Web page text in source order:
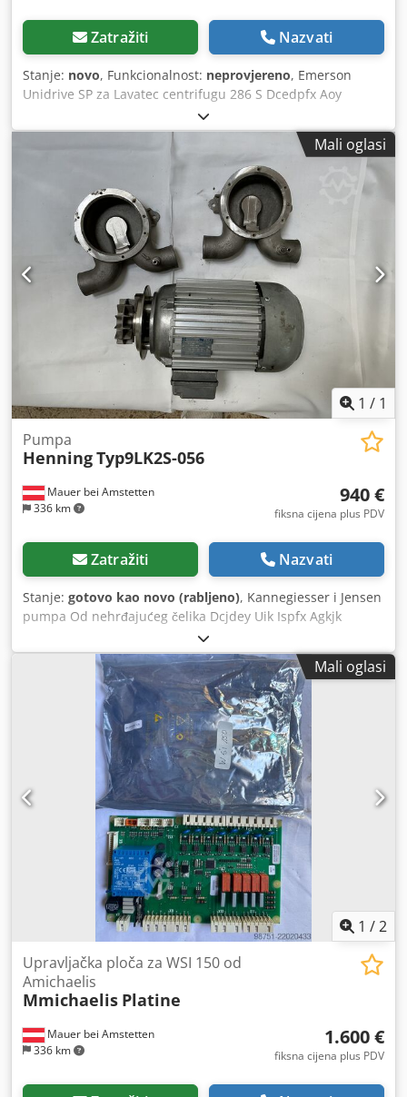
Zatražiti Nazvati
Stanje: novo, Funkcionalnost: neprovjereno, Emerson
Unidrive SP za Lavatec centrifugu 286 S Dcedpfx Aoy
Uvrrogkok Lavatec artikl 105758
Mali oglasi
1 / 1
Mauer bei Amstetten
336 km
Pumpa
HenningTyp9LK2S-056
940 €
fiksna cijena plus PDV
Zatražiti Nazvati
Stanje: gotovo kao novo (rabljeno), Kannegiesser i Jensen
pumpa Od nehrđajućeg čelika Dcjdey Uik Ispfx Agkjk
Proizvođač Hanning, snaga 3,45 kW
Mali oglasi
1 /2
Mauer bei Amstetten
336 km
Upravljačka ploča za WSI 150 od
Amichaelis
Mmichaelis Platine
1.600 €
fiksna cijena plus PDV